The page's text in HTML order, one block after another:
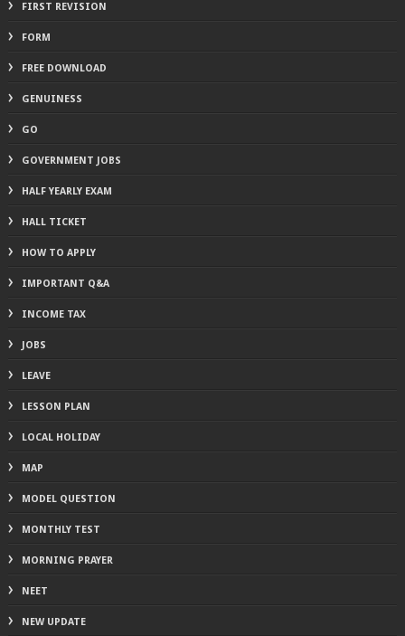
FIRST REVISION
FORM
FREE DOWNLOAD
GENUINESS
GO
GOVERNMENT JOBS
HALF YEARLY EXAM
HALL TICKET
HOW TO APPLY
IMPORTANT Q&A
INCOME TAX
JOBS
LEAVE
LESSON PLAN
LOCAL HOLIDAY
MAP
MODEL QUESTION
MONTHLY TEST
MORNING PRAYER
NEET
NEW UPDATE